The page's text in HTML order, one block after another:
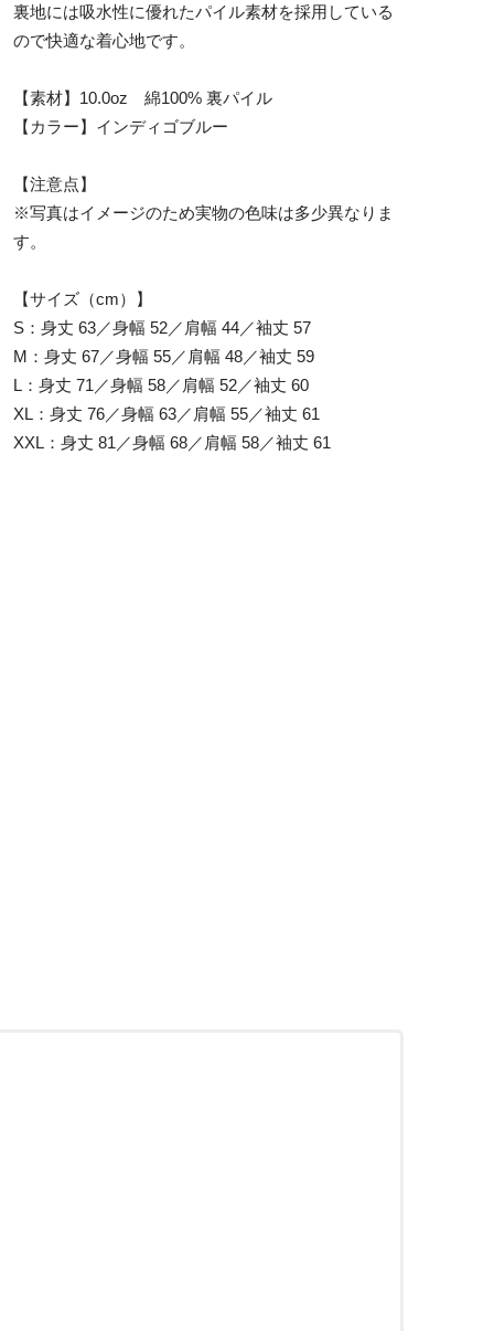
裏地には吸水性に優れたパイル素材を採用している
ので快適な着心地です。
【素材】10.0oz 綿100% 裏パイル
【カラー】インディゴブルー
【注意点】
※写真はイメージのため実物の色味は多少異なりま
す。
【サイズ（cm）】
S：身丈 63／身幅 52／肩幅 44／袖丈 57
M：身丈 67／身幅 55／肩幅 48／袖丈 59
L：身丈 71／身幅 58／肩幅 52／袖丈 60
XL：身丈 76／身幅 63／肩幅 55／袖丈 61
XXL：身丈 81／身幅 68／肩幅 58／袖丈 61